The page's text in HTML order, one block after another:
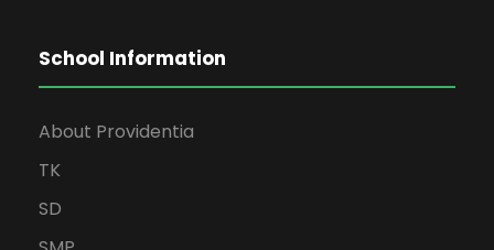
School Information
About Providentia
TK
SD